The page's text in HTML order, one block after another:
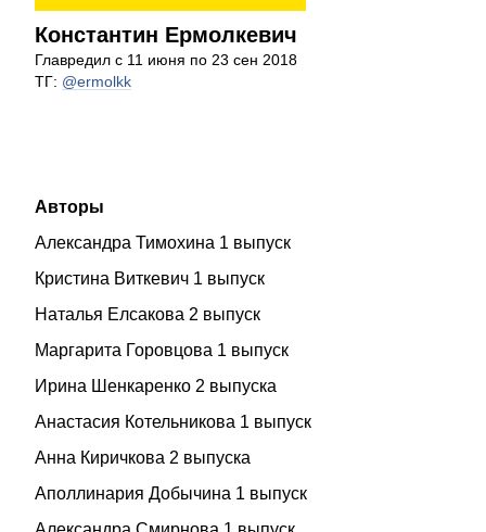
Константин Ермолкевич
Главредил с 11 июня по 23 сен 2018
ТГ: @ermolkk
Авторы
Александра Тимохина 1 выпуск
Кристина Виткевич 1 выпуск
Наталья Елсакова 2 выпуск
Маргарита Горовцова 1 выпуск
Ирина Шенкаренко 2 выпуска
Анастасия Котельникова 1 выпуск
Анна Киричкова 2 выпуска
Аполлинария Добычина 1 выпуск